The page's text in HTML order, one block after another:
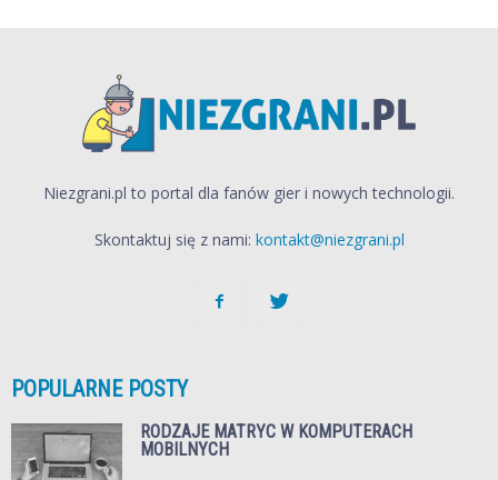
Niezgrani.pl to portal dla fanów gier i nowych technologii.
Skontaktuj się z nami: kontakt@niezgrani.pl
POPULARNE POSTY
RODZAJE MATRYC W KOMPUTERACH
MOBILNYCH